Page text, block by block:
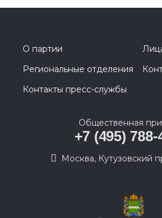
О партии
Региональные отделения
Контакты пресс-службы
Общественная
+7 (495) 788-
Москва, Кутузовский